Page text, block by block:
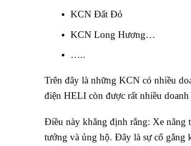
KCN Đất Đỏ
KCN Long Hương…
…..
Trên đây là những KCN có nhiều
điện HELI còn được rất nhiều
Điều này khẳng định rằng: Xe nâng
tưởng và ủng hộ. Đây là sự cố